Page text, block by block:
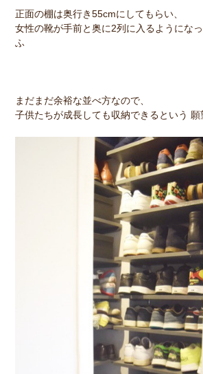
正面の棚は奥行き55cmにしてもらい、
女性の靴が手前と奥に2列に入るようにな
ふ
まだまだ余裕な並べ方なので、
子供たちが成長しても収納できるという 願